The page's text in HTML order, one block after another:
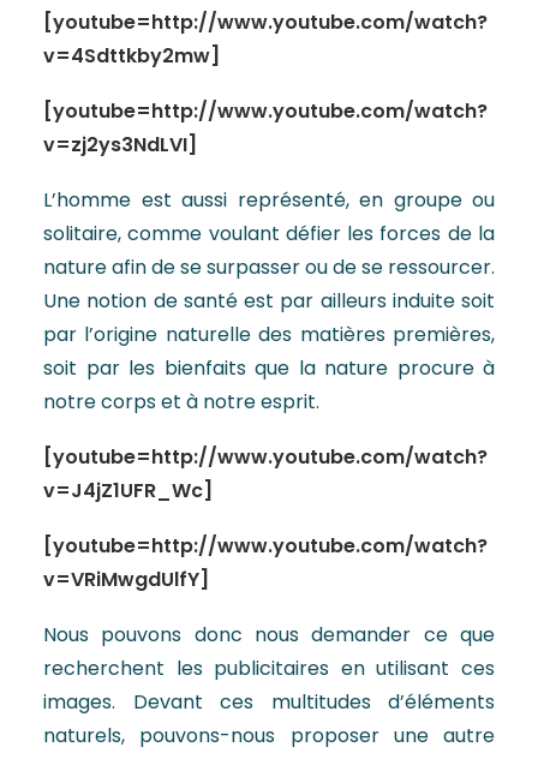
[youtube=http://www.youtube.com/watch?
v=4Sdttkby2mw]
[youtube=http://www.youtube.com/watch?
v=zj2ys3NdLVI]
L’homme est aussi représenté, en groupe ou
solitaire, comme voulant défier les forces de la
nature afin de se surpasser ou de se ressourcer.
Une notion de santé est par ailleurs induite soit
par l’origine naturelle des matières premières,
soit par les bienfaits que la nature procure à
notre corps et à notre esprit.
[youtube=http://www.youtube.com/watch?
v=J4jZ1UFR_Wc]
[youtube=http://www.youtube.com/watch?
v=VRiMwgdUlfY]
Nous pouvons donc nous demander ce que
recherchent les publicitaires en utilisant ces
images. Devant ces multitudes d’éléments
naturels, pouvons-nous proposer une autre